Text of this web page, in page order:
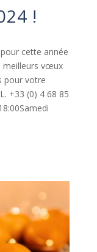
!
cette année
meilleurs vœux
pour votre
+33 (0) 4 68 85